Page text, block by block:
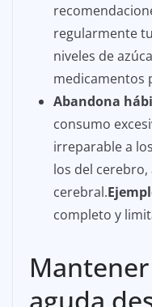
regularmente
niveles de
medicamentos
Abandona
consumo
irreparable a
los del
cerebral.
completo y
aguda